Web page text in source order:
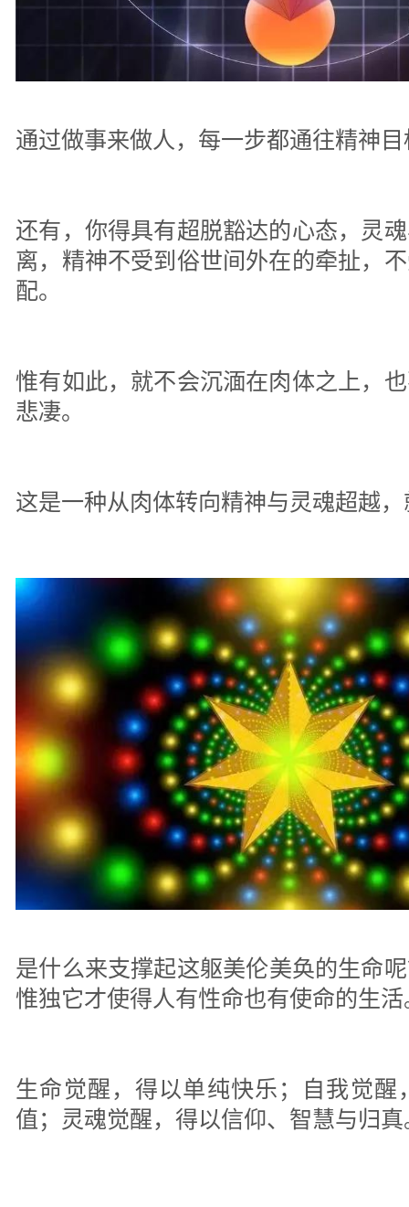
通过做事来做人，每一步都通往精神
还有，你得具有超脱豁达的心态，灵
离，精神不受到俗世间外在的牵扯，
配。
惟有如此，就不会沉湎在肉体之上，
悲凄。
这是一种从肉体转向精神与灵魂超越
是什么来支撑起这躯美伦美奂的生命
惟独它才使得人有性命也有使命的生活
生命觉醒，得以单纯快乐；自我觉醒
值；灵魂觉醒，得以信仰、智慧与归真